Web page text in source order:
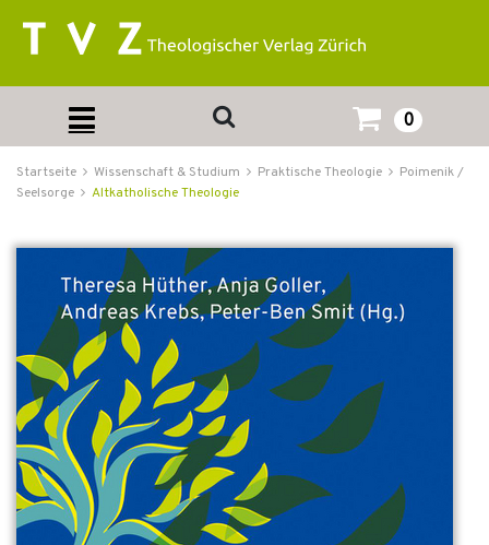
0
Startseite Wissenschaft & Studium Praktische Theologie
Poimenik /
Seelsorge
Altkatholische Theologie